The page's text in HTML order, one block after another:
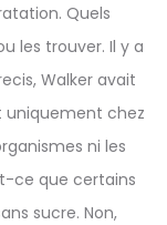
Quels
les trouver. Il y a
Walker avait
uniquement chez
ni les
ce que certains
sucre. Non,